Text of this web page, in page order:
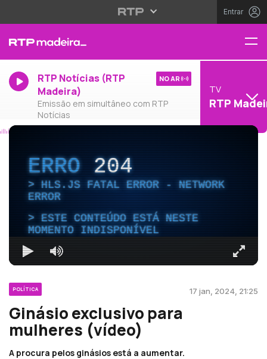
Entrar
RTP Notícias (RTP
Madeira)
Emissão em simultâneo com RTP
Notícias
NO AR
TV
RTP
ERRO204
HLS.JS FATAL ERROR - NETWORK
ERROR
ESTE CONTEÚDO ESTÁ NESTE
MOMENTO INDISPONÍVEL
POLÍTICA 17 jan, 2024, 21:25
Ginásio exclusivo para
mulheres (vídeo)
A procura pelos ginásios está a aumentar.